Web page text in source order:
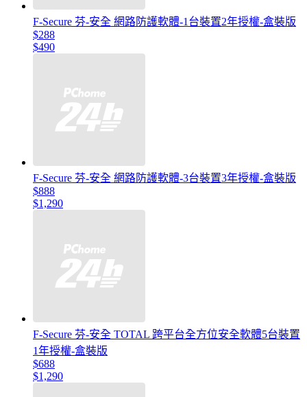
F-Secure 芬-安全 網路防護軟體-1台裝置2年授權-盒裝版
$288
$490
F-Secure 芬-安全 網路防護軟體-3台裝置3年授權-盒裝版
$888
$1,290
F-Secure 芬-安全 TOTAL 跨平台全方位安全軟體5台裝置
1年授權-盒裝版
$688
$1,290